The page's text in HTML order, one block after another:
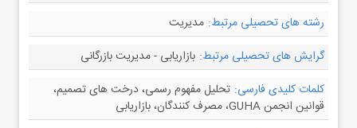
رشته های تحصیلی مرتبط: مدیریت
گرایش های تحصیلی مرتبط: بازاریابی - مدیریت بازرگانی
کلمات کلیدی فارسی: تحلیل مفهوم رسمی، درخت های تصمیم،
قوانین انجمن GUHA، مصرف کنندگان، بازاریابی